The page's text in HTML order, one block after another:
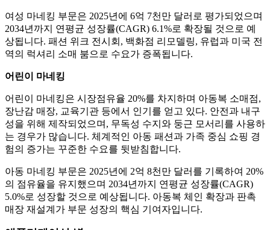
여성 마네킹 부문은 2025년에 6억 7천만 달러로 평가되었으며
2034년까지 연평균 성장률(CAGR) 6.1%로 확장될 것으로 예
상됩니다. 패션 위크 전시회, 백화점 리모델링, 유럽과 미국 전
역의 럭셔리 소매 붐으로 수요가 증폭됩니다.
어린이 마네킹
어린이 마네킹은 시장점유율 20%를 차지하며 아동복 소매점,
장난감 매장, 교육기관 등에서 인기를 얻고 있다. 안전과 내구
성을 위해 제작되었으며, 무독성 수지와 둥근 모서리를 사용하
는 경우가 많습니다. 체계적인 아동 패션과 가족 중심 쇼핑 경
험의 증가는 꾸준한 수요를 뒷받침합니다.
아동 마네킹 부문은 2025년에 2억 8천만 달러를 기록하여 20%
의 점유율을 유지했으며 2034년까지 연평균 성장률(CAGR)
5.0%로 성장할 것으로 예상됩니다. 아동복 체인 확장과 판촉
매장 재설계가 부문 성장의 핵심 기여자입니다.